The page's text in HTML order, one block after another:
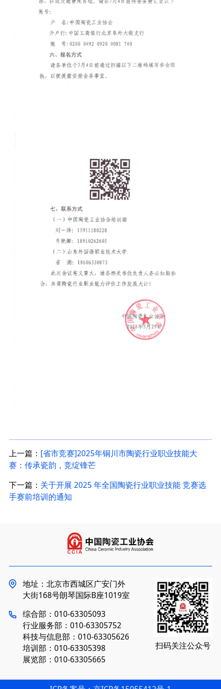
上一篇： [省市竞赛]2025年铜川市陶瓷行业职业技能大
赛：传承瓷韵，竞绽锋芒
下一篇： 关于开展 2025 年全国陶瓷行业职业技能 竞赛选
手赛前培训的通知​
地址：北京市西城区广安门外
大街168号朗琴国际B座1019室
综合部：010-63305093
行业服务部：010-63305752
科技与信息部：010-63305626
培训部：010-63305398
展览部：010-63305665
扫码关注公众号